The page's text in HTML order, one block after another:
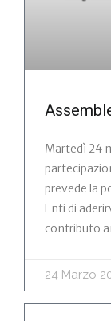
Martedì 24
prevede la
Enti di
contributo
24 Marzo